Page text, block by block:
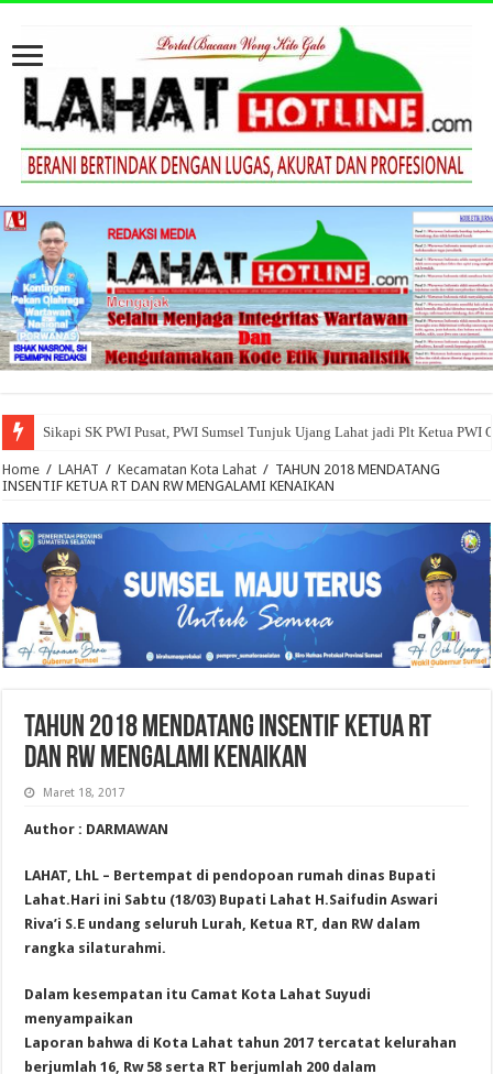
Sikapi SK PWI Pusat, PWI Sumsel Tunjuk Ujang Lahat jadi Plt Ketua PWI
Home / LAHAT / Kecamatan Kota Lahat / TAHUN 2018 MENDATANG
INSENTIF KETUA RT DAN RW MENGALAMI KENAIKAN
TAHUN 2018 MENDATANG INSENTIF KETUA RT
DAN RW MENGALAMI KENAIKAN
Maret 18, 2017
Author : DARMAWAN
LAHAT, LhL – Bertempat di pendopoan rumah dinas Bupati
Lahat.Hari ini Sabtu (18/03) Bupati Lahat H.Saifudin Aswari
Riva’i S.E undang seluruh Lurah, Ketua RT, dan RW dalam
rangka silaturahmi.
Dalam kesempatan itu Camat Kota Lahat Suyudi
menyampaikan
Laporan bahwa di Kota Lahat tahun 2017 tercatat kelurahan
berjumlah 16, Rw 58 serta RT berjumlah 200 dalam